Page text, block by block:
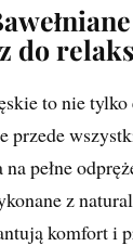
do
to nie
przede
pełne
z
komfort i